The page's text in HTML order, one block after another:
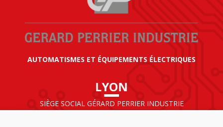
AUTOMATISMES ET ÉQUIPEMENTS ÉLECTRIQUES
LYON
SIÈGE SOCIAL GÉRARD PERRIER INDUSTRIE